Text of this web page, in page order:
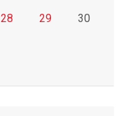
28 29
30